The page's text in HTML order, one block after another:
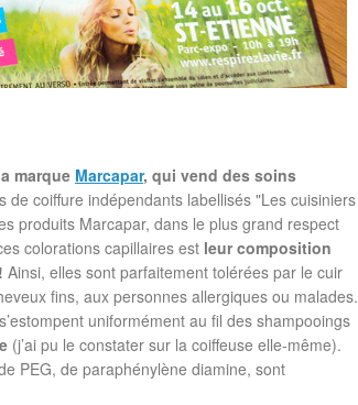
marque Marcapar, qui vend des soins
de coiffure indépendants labellisés "Les cuisiniers
produits Marcapar, dans le plus grand respect
colorations capillaires est leur composition
Ainsi, elles sont parfaitement tolérées par le cuir
fins, aux personnes allergiques ou malades.
uniformément au fil des shampooings
(j’ai pu le constater sur la coiffeuse elle-même).
PEG, de paraphénylène diamine, sont